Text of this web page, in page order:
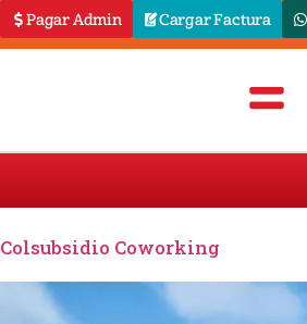
Pagar Admin Cargar Factura
Colsubsidio Coworking